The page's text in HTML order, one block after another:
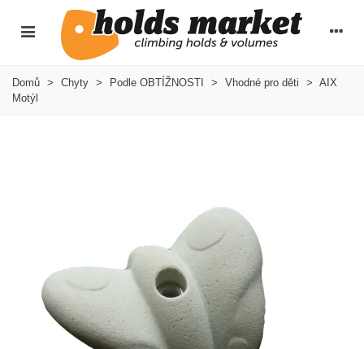
Domů > Chyty > Podle OBTÍŽNOSTI > Vhodné pro děti > AIX
Motýl